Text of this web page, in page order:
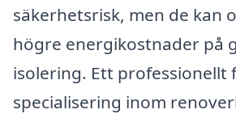
säkerhetsrisk, men de kan
högre energikostnader på
isolering. Ett professionellt
specialisering inom